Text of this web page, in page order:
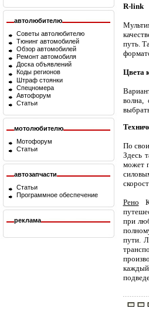
автолюбителю
Советы автолюбителю
Тюнинг автомобилей
Обзор автомобилей
Ремонт автомобиля
Доска объявлений
Коды регионов
Штраф стоянки
Спецномера
Автофорум
Статьи
мотолюбителю
Мотофорум
Статьи
автозапчасти
Статьи
Программное обеспечение
реклама
R-link
путь.
Цвета
волна,
По
Здесь
может
Рено
при
пути.